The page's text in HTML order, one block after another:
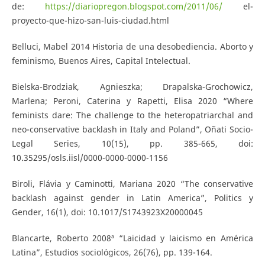
de: https://diariopregon.blogspot.com/2011/06/ el-
proyecto-que-hizo-san-luis-ciudad.html
Belluci, Mabel 2014 Historia de una desobediencia. Aborto y
feminismo, Buenos Aires, Capital Intelectual.
Bielska-Brodziak, Agnieszka; Drapalska-Grochowicz,
Marlena; Peroni, Caterina y Rapetti, Elisa 2020 “Where
feminists dare: The challenge to the heteropatriarchal and
neo-conservative backlash in Italy and Poland”, Oñati Socio-
Legal Series, 10(15), pp. 385-665, doi:
10.35295/osls.iisl/0000-0000-0000-1156
Biroli, Flávia y Caminotti, Mariana 2020 “The conservative
backlash against gender in Latin America”, Politics y
Gender, 16(1), doi: 10.1017/S1743923X20000045
Blancarte, Roberto 2008ª “Laicidad y laicismo en América
Latina”, Estudios sociológicos, 26(76), pp. 139-164.